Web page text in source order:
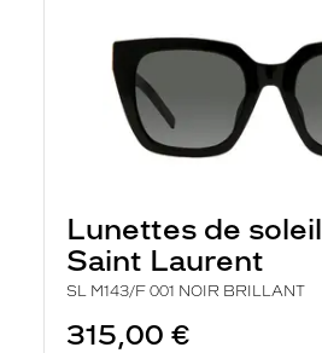
Lunettes de soleil
Saint Laurent
SL M143/F 001 NOIR BRILLANT
315,00 €